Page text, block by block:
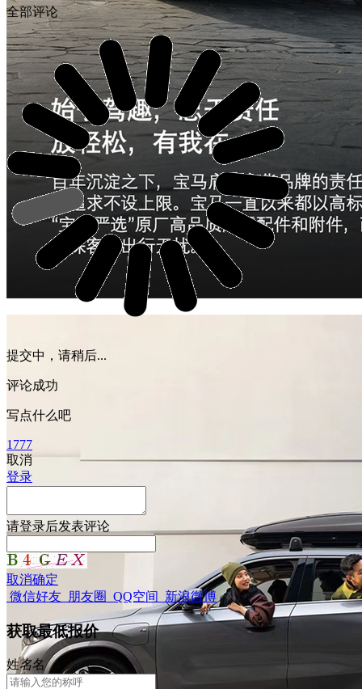
全部评论
提交中，请稍后...
评论成功
写点什么吧
1777
取消
登录
请登录后发表评论
取消确定
微信好友 朋友圈 QQ空间 新浪微博
获取最低报价
姓名名